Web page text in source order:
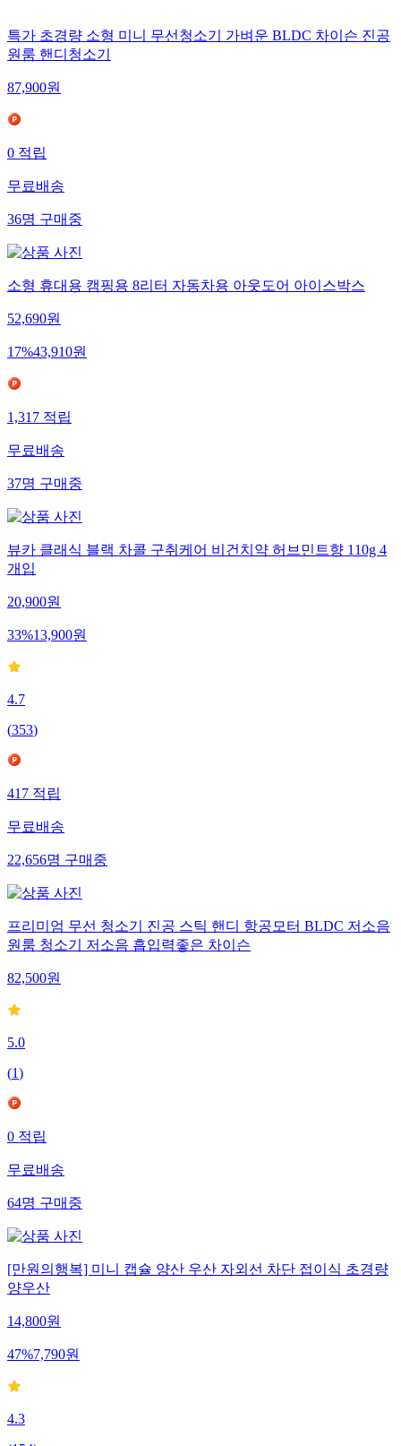
특가 초경량 소형 미니 무선청소기 가벼운 BLDC 차이슨 진공
원룸 핸디청소기
87,900원
0적립
무료배송
36명구매중
소형 휴대용 캠핑용 8리터 자동차용 아웃도어 아이스박스
52,690원
17%43,910원
1,317적립
무료배송
37명구매중
뷰카 클래식 블랙 차콜 구취케어 비건치약 허브민트향 110g 4
개입
20,900원
33%13,900원
4.7
(353)
417적립
무료배송
22,656명구매중
프리미엄 무선 청소기 진공 스틱 핸디 항공모터 BLDC 저소음
원룸 청소기 저소음 흡입력좋은 차이슨
82,500원
5.0
(1)
0적립
무료배송
64명구매중
[만원의행복] 미니 캡슐 양산 우산 자외선 차단 접이식 초경량
양우산
14,800원
47%7,790원
4.3